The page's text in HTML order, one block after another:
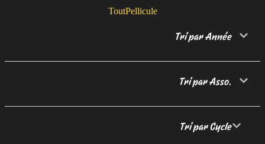
ToutPellicule
Tri par Année
Tri par Asso.
Tri par Cycle